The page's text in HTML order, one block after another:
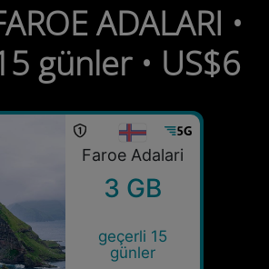
ADALARI •
günler • US$6
Faroe Adalari
3 GB
geçerli 15
günler